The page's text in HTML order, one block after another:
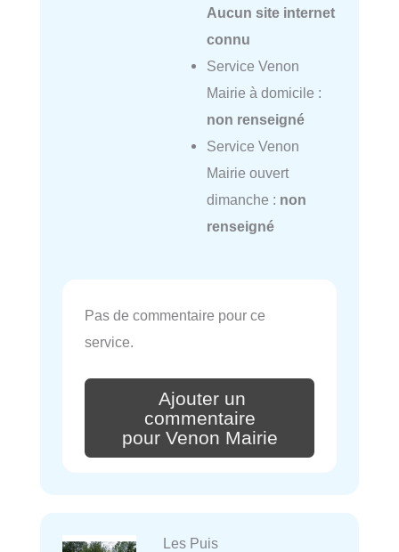
Aucun site internet
connu
Service Venon
Mairie à domicile :
non renseigné
Service Venon
Mairie ouvert
dimanche : non
renseigné
Pas de commentaire pour ce
service.
Ajouter un
commentaire
pour Venon Mairie
Les Puis